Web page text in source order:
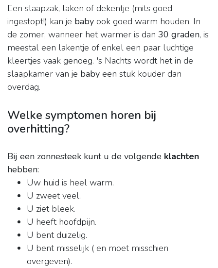
Een slaapzak, laken of dekentje (mits goed
ingestopt!) kan je baby ook goed warm houden. In
de zomer, wanneer het warmer is dan 30 graden, is
meestal een lakentje of enkel een paar luchtige
kleertjes vaak genoeg. 's Nachts wordt het in de
slaapkamer van je baby een stuk kouder dan
overdag.
Welke symptomen horen bij
overhitting?
Bij een zonnesteek kunt u de volgende klachten
hebben:
Uw huid is heel warm.
U zweet veel.
U ziet bleek.
U heeft hoofdpijn.
U bent duizelig.
U bent misselijk ( en moet misschien
overgeven).